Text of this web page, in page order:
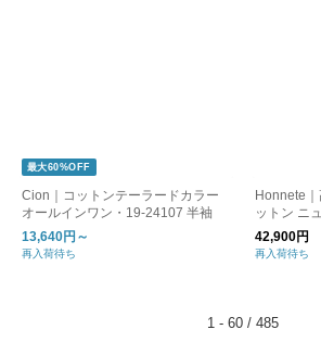
最大60%OFF
Cion｜コットンテーラードカラー
オールインワン・19-24107 半袖
13,640円～
再入荷待ち
Honnete
ットン ニ
3ss-p19-mt
42,900円
再入荷待ち
1 - 60 / 485